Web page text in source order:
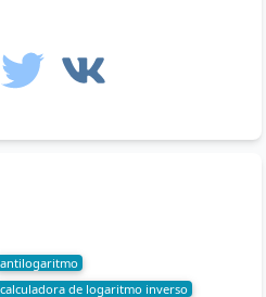
antilogaritmo
calculadora de logaritmo inverso